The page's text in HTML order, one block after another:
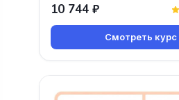
10 744 ₽
Смотреть курс